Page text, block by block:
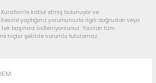
kabul etmiş bulunuyor ve
yaptığınız yorumunuzla ilgili doğrudan veya
başınıza üstleniyorsunuz. Yazılan tüm
hiçbir şekilde sorumlu tutulamaz.